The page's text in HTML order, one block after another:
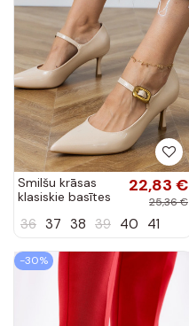
Smilšu krāsas
klasiskie basītes
sprādzi Helli
22,83 €
25,36 €
36 37 38 39 40 41
-30%